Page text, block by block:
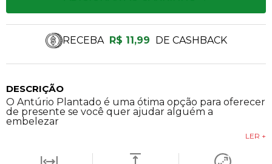
DESCRIÇÃO
O Antúrio Plantado é uma ótima opção para oferecer
de presente se você quer ajudar alguém a
embelezar
LER +
RECEBA R$ 11,99 DE CASHBACK